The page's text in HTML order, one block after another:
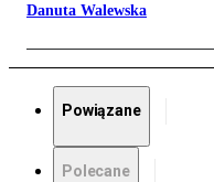
Danuta Walewska
Powiązane
Polecane